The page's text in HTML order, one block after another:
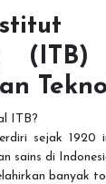
ITB?
sejak 1920
sains di
banyak